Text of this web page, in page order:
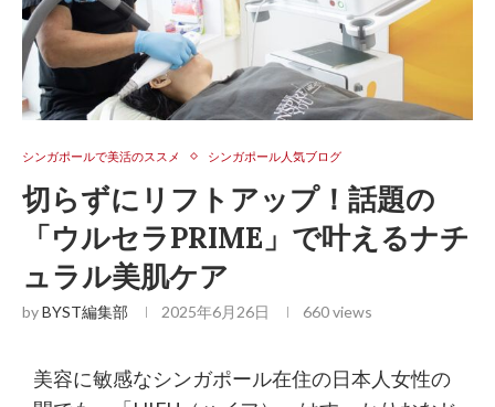
シンガポールで美活のススメ シンガポール人気ブログ
切らずにリフトアップ！話題の
「ウルセラPRIME」で叶えるナチ
ュラル美肌ケア
byBYST編集部 2025年6月26日 660views
美容に敏感なシンガポール在住の日本人女性の